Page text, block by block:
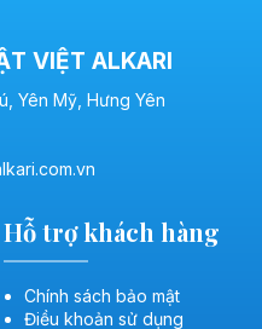
VIỆT ALKARI
Yên Mỹ, Hưng Yên
Hỗ trợ khách hàng
Chính sách bảo mật
Điều khoản sử dụng